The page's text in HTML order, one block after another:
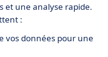
et une analyse rapide.
:
vos données pour une